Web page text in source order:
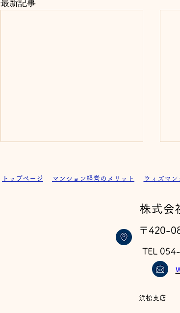
最新記事
トップページ マンション経営のメリット ウィズマ
株式会
〒420-
TEL
浜松支店